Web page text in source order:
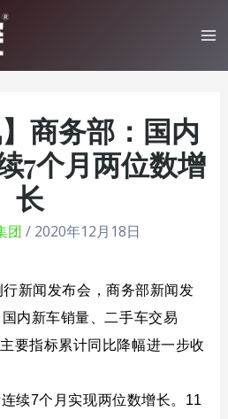
】商务部：国内
7个月两位数增
长
团 / 2020年12月18日
新闻发布会，商务部新闻发
内新车销量、二手车交易
要指标累计同比降幅进一步收
续7个月实现两位数增长。11
此，我们深表荣幸并衷心感谢！